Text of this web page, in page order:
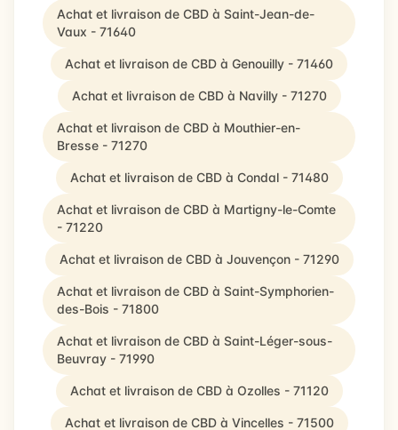
Achat et livraison de CBD à Saint-Jean-de-
Vaux - 71640
Achat et livraison de CBD à Genouilly - 71460
Achat et livraison de CBD à Navilly - 71270
Achat et livraison de CBD à Mouthier-en-
Bresse - 71270
Achat et livraison de CBD à Condal - 71480
Achat et livraison de CBD à Martigny-le-Comte
- 71220
Achat et livraison de CBD à Jouvençon - 71290
Achat et livraison de CBD à Saint-Symphorien-
des-Bois - 71800
Achat et livraison de CBD à Saint-Léger-sous-
Beuvray - 71990
Achat et livraison de CBD à Ozolles - 71120
Achat et livraison de CBD à Vincelles - 71500